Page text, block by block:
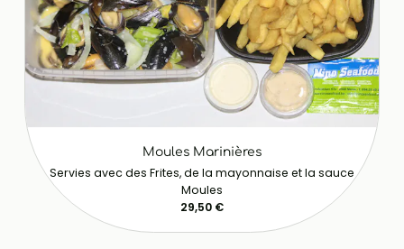
Moules Marinières
Servies avec des Frites, de la mayonnaise et la sauce
Moules
29,50 €